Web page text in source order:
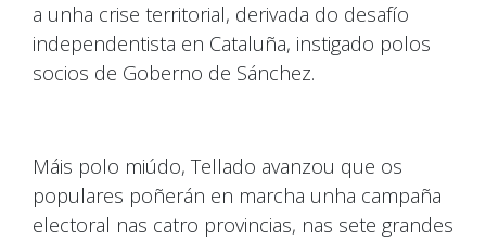
a unha crise territorial, derivada do desafío
independentista en Cataluña, instigado polos
socios de Goberno de Sánchez.
Máis polo miúdo, Tellado avanzou que os
populares poñerán en marcha unha campaña
electoral nas catro provincias, nas sete grandes